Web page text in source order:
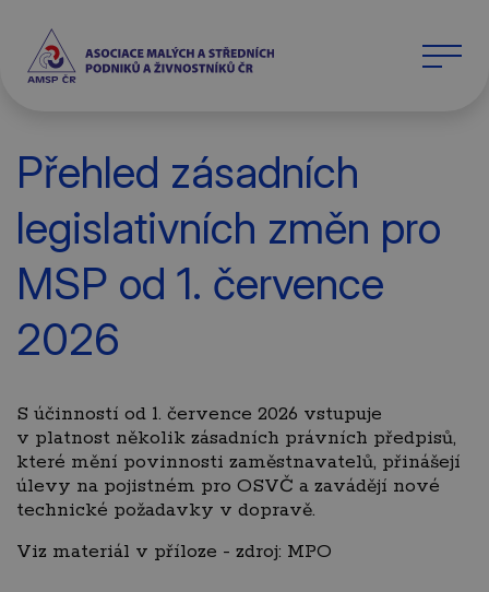
Přehled zásadních
legislativních změn pro
MSP od 1. července
2026
S účinností od 1. července 2026 vstupuje
v platnost několik zásadních právních předpisů,
které mění povinnosti zaměstnavatelů, přinášejí
úlevy na pojistném pro OSVČ a zavádějí nové
technické požadavky v dopravě.
Viz materiál v příloze - zdroj: MPO